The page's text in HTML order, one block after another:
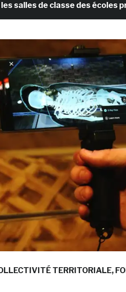
de classe des écoles
TERRITORIALE